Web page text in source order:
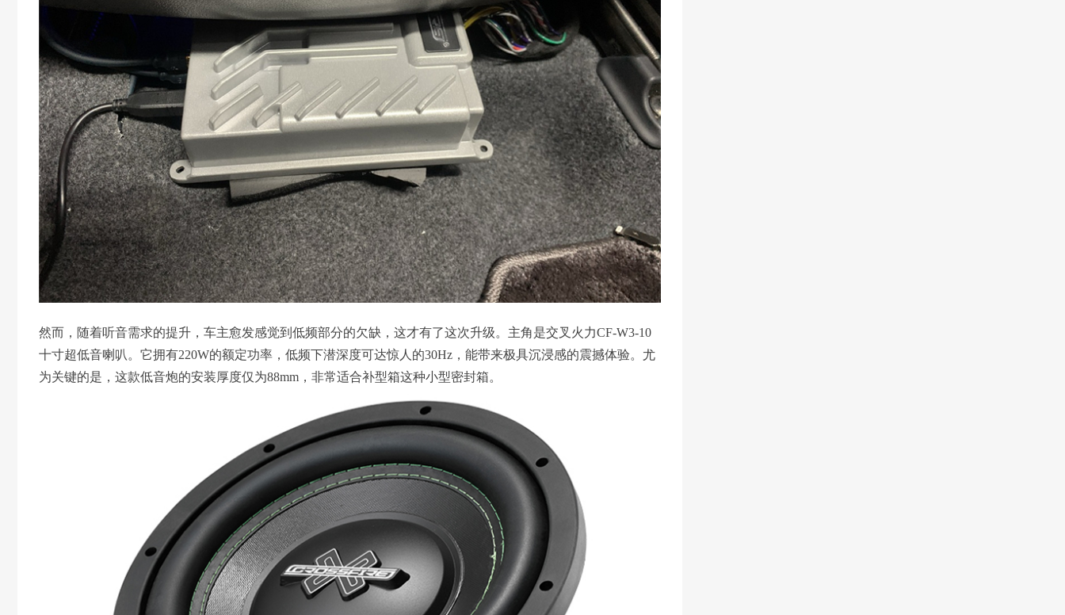
然而，随着听音需求的提升，车主愈发感觉到低频部分的欠缺，这才有了这次升级。主角是交叉火力CF-W3-10
十寸超低音喇叭。它拥有220W的额定功率，低频下潜深度可达惊人的30Hz，能带来极具沉浸感的震撼体验。尤
为关键的是，这款低音炮的安装厚度仅为88mm，非常适合补型箱这种小型密封箱。